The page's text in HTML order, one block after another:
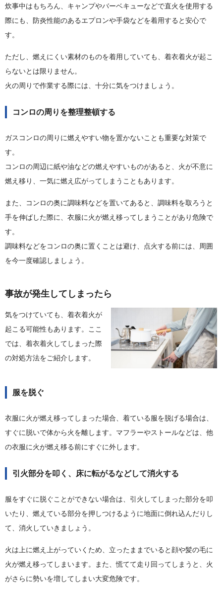
炊事中はもちろん、キャンプやバーベキューなどで直火を使用する
際にも、防炎性能のあるエプロンや手袋などを着用すると安心で
す。
ただし、燃えにくい素材のものを着用していても、着衣着火が起こ
らないとは限りません。
火の周りで作業する際には、十分に気をつけましょう。
コンロの周りを整理整頓する
ガスコンロの周りに燃えやすい物を置かないことも重要な対策で
す。
コンロの周辺に紙や油などの燃えやすいものがあると、火が不意に
燃え移り、一気に燃え広がってしまうこともあります。
また、コンロの奥に調味料などを置いてあると、調味料を取ろうと
手を伸ばした際に、衣服に火が燃え移ってしまうことがあり危険で
す。
調味料などをコンロの奥に置くことは避け、点火する前には、周囲
を今一度確認しましょう。
事故が発生してしまったら
気をつけていても、着衣着火が
起こる可能性もあります。ここ
では、着衣着火してしまった際
の対処方法をご紹介します。
服を脱ぐ
衣服に火が燃え移ってしまった場合、着ている服を脱げる場合は、
すぐに脱いで体から火を離します。マフラーやストールなどは、他
の衣服に火が燃え移る前にすぐに外します。
引火部分を叩く、床に転がるなどして消火する
服をすぐに脱ぐことができない場合は、引火してしまった部分を叩
いたり、燃えている部分を押しつけるように地面に倒れ込んだりし
て、消火していきましょう。
火は上に燃え上がっていくため、立ったままでいると顔や髪の毛に
火が燃え移ってしまいます。また、慌てて走り回ってしまうと、火
がさらに勢いを増してしまい大変危険です。